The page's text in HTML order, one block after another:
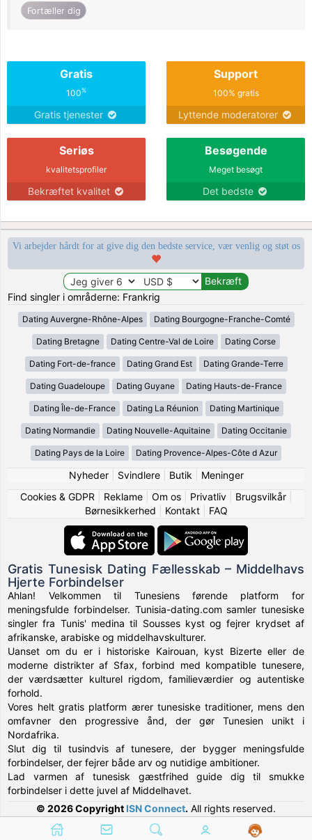
Fortæller dig
Gratis
100%
Gratis tjenester
Support
100% gratis
Lyttende moderatorer
Seriøs
kvalitetsprofiler
Bekræftet kvalitet
Besøgende
Meget besøgt
Det bedste
Vi arbejder hårdt for at give dig den bedste service, vær venlig og støt os
Find singler i områderne: Frankrig
Dating Auvergne-Rhône-Alpes Dating Bourgogne-Franche-Comté
Dating Bretagne Dating Centre-Val de Loire Dating Corse
Dating Fort-de-france Dating Grand Est Dating Grande-Terre
Dating Guadeloupe Dating Guyane Dating Hauts-de-France
Dating Île-de-France Dating La Réunion Dating Martinique
Dating Normandie Dating Nouvelle-Aquitaine Dating Occitanie
Dating Pays de la Loire Dating Provence-Alpes-Côte d Azur
Nyheder| Svindlere| Butik
Meninger
Cookies & GDPR
Reklame| Om os| Privatliv| Brugsvilkår|
Børnesikkerhed
Kontakt| FAQ
Gratis Tunesisk Dating Fællesskab – Middelhavs
Hjerte Forbindelser
Ahlan! Velkommen til Tunesiens førende platform for
meningsfulde forbindelser. Tunisia-dating.com samler tunesiske
singler fra Tunis' medina til Sousses kyst og fejrer krydset af
afrikanske, arabiske og middelhavskulturer.
Uanset om du er i historiske Kairouan, kyst Bizerte eller de
moderne distrikter af Sfax, forbind med kompatible tunesere,
der værdsætter kulturel rigdom, familieværdier og autentiske
forhold.
Vores helt gratis platform ærer tunesiske traditioner, mens den
omfavner den progressive ånd, der gør Tunesien unikt i
Nordafrika.
Slut dig til tusindvis af tunesere, der bygger meningsfulde
forbindelser, der fejrer både arv og nutidige ambitioner.
Lad varmen af tunesisk gæstfrihed guide dig til smukke
forbindelser i dette juvel af Middelhavet.
© 2026 Copyright ISN Connect. All rights reserved.